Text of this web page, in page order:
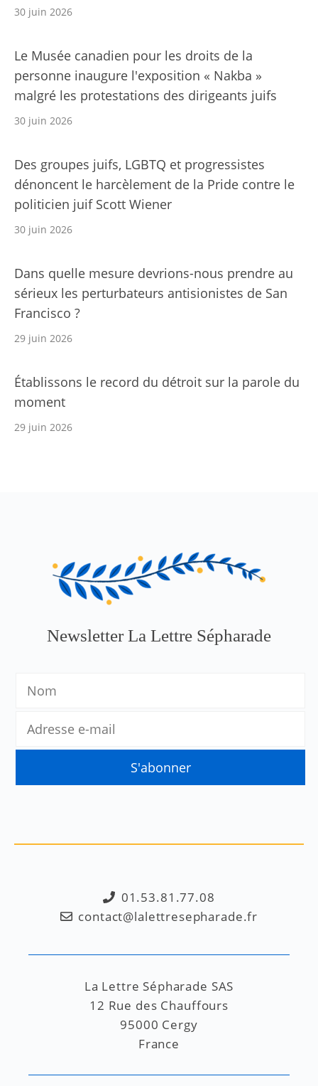
30 juin 2026
Le Musée canadien pour les droits de la
personne inaugure l'exposition « Nakba »
malgré les protestations des dirigeants juifs
30 juin 2026
Des groupes juifs, LGBTQ et progressistes
dénoncent le harcèlement de la Pride contre le
politicien juif Scott Wiener
30 juin 2026
Dans quelle mesure devrions-nous prendre au
sérieux les perturbateurs antisionistes de San
Francisco ?
29 juin 2026
Établissons le record du détroit sur la parole du
moment
29 juin 2026
Newsletter La Lettre Sépharade
01.53.81.77.08
contact@lalettresepharade.fr
La Lettre Sépharade SAS
12 Rue des Chauffours
95000 Cergy
France